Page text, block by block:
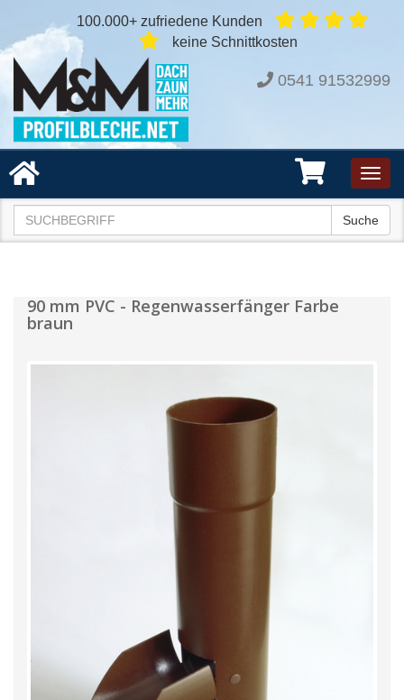
100.000+ zufriedene Kunden
keine Schnittkosten
0541 91532999
Suche
90 mm PVC - Regenwasserfänger Farbe
braun